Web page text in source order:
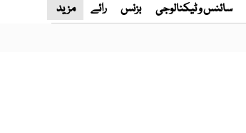
سائنس و ٹیکنالوجی بزنس رائے مزید